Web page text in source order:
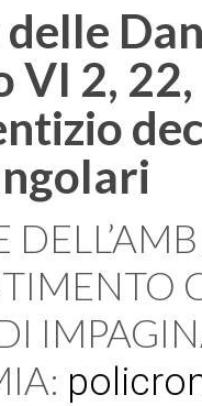
delle
VI 2,